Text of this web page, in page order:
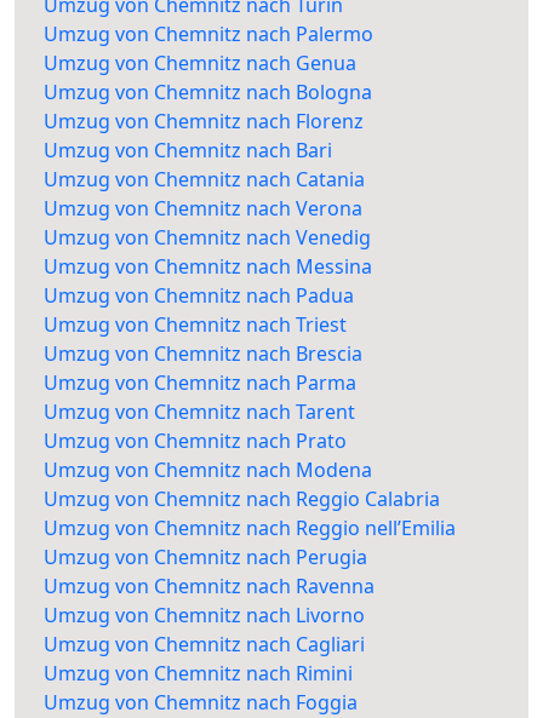
Umzug von Chemnitz nach Palermo
Umzug von Chemnitz nach Genua
Umzug von Chemnitz nach Bologna
Umzug von Chemnitz nach Florenz
Umzug von Chemnitz nach Bari
Umzug von Chemnitz nach Catania
Umzug von Chemnitz nach Verona
Umzug von Chemnitz nach Venedig
Umzug von Chemnitz nach Messina
Umzug von Chemnitz nach Padua
Umzug von Chemnitz nach Triest
Umzug von Chemnitz nach Brescia
Umzug von Chemnitz nach Parma
Umzug von Chemnitz nach Tarent
Umzug von Chemnitz nach Prato
Umzug von Chemnitz nach Modena
Umzug von Chemnitz nach Reggio Calabria
Umzug von Chemnitz nach Reggio nell’Emilia
Umzug von Chemnitz nach Perugia
Umzug von Chemnitz nach Ravenna
Umzug von Chemnitz nach Livorno
Umzug von Chemnitz nach Cagliari
Umzug von Chemnitz nach Rimini
Umzug von Chemnitz nach Foggia